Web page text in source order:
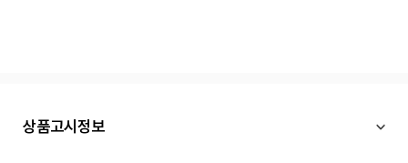
상품고시정보